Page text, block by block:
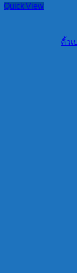
Quick View
คิ้วเ